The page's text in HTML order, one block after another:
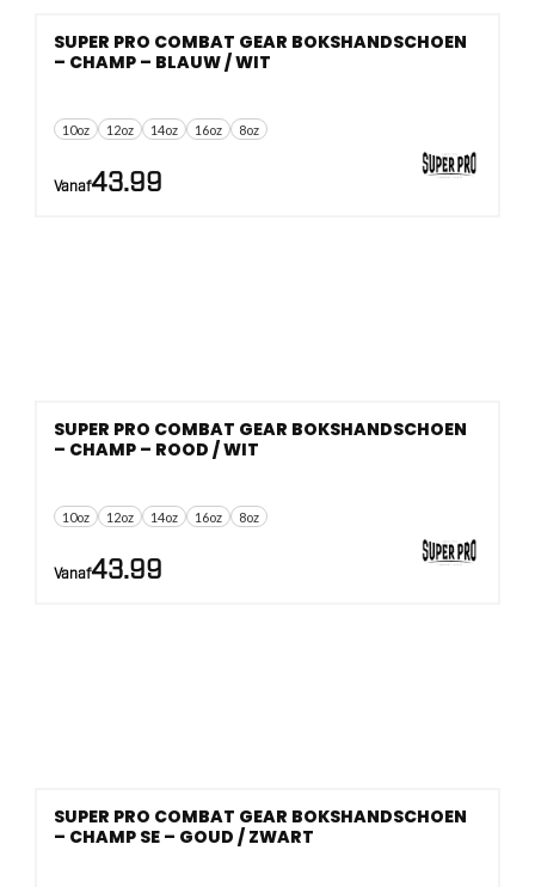
10oz 12oz 14oz 16oz 8oz
SUPER PRO COMBAT GEAR BOKSHANDSCHOEN
– CHAMP – BLAUW / WIT
Vanaf43.99
10oz 12oz 14oz 16oz 8oz
SUPER PRO COMBAT GEAR BOKSHANDSCHOEN
– CHAMP – ROOD / WIT
Vanaf43.99
SUPER PRO COMBAT GEAR BOKSHANDSCHOEN
– CHAMP SE – GOUD / ZWART